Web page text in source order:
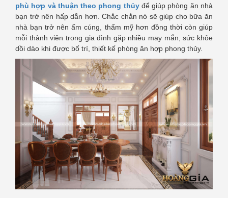
phù hợp và thuận theo phong thủy để giúp phòng ăn nhà
bạn trở nên hấp dẫn hơn. Chắc chắn nó sẽ giúp cho bữa ăn
nhà bạn trở nên ấm cúng, thẩm mỹ hơn đồng thời còn giúp
mỗi thành viên trong gia đình gặp nhiều may mắn, sức khỏe
dồi dào khi được bố trí, thiết kế phòng ăn hợp phong thủy.